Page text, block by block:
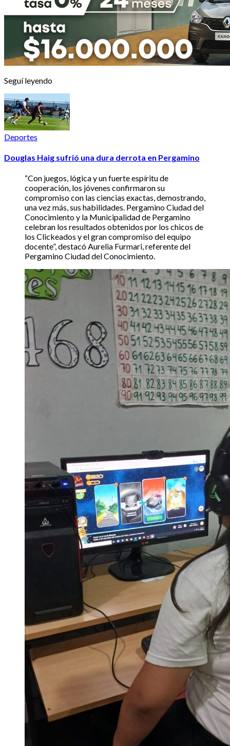
Seguí leyendo
Deportes
Douglas Haig sufrió una dura derrota en Pergamino
“Con juegos, lógica y un fuerte espíritu de
cooperación, los jóvenes confirmaron su
compromiso con las ciencias exactas, demostrando,
una vez más, sus habilidades. Pergamino Ciudad del
Conocimiento y la Municipalidad de Pergamino
celebran los resultados obtenidos por los chicos de
los Clickeados y el gran compromiso del equipo
docente”, destacó Aurelia Furmari, referente del
Pergamino Ciudad del Conocimiento.